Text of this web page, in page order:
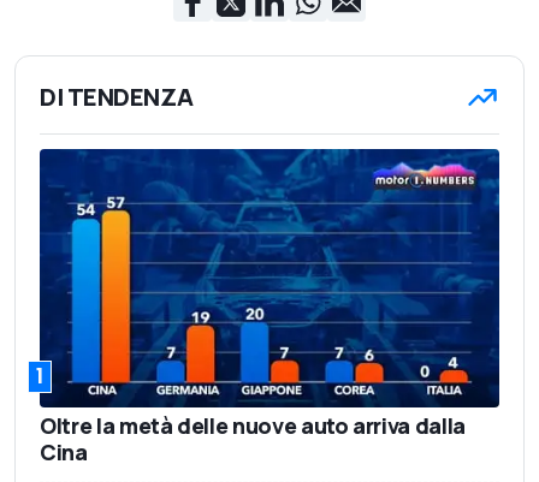
DI TENDENZA
1
Oltre la metà delle nuove auto arriva dalla
Cina